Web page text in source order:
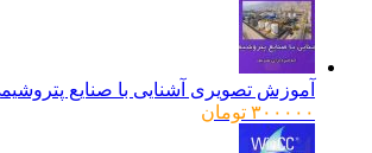
آموزش تصویری آشنایی با صنایع پتروشیمی
۳۰۰۰۰۰ تومان